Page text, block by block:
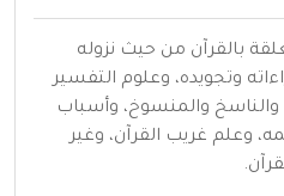
بالقرآن من حيث نزوله
وتجويده، وعلوم التفسير
والمنسوخ، وأسباب
وعلم غريب القرآن، وغير